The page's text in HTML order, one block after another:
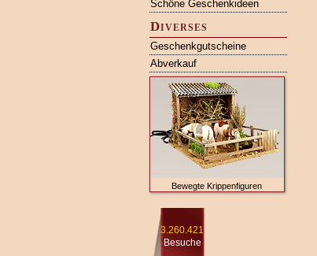
Schöne Geschenkideen
Diverses
Geschenkgutscheine
Abverkauf
Bewegte Krippenfiguren
3.260.421
Besuche